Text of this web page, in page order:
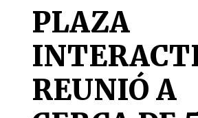
PLAZA
REUNIÓ A